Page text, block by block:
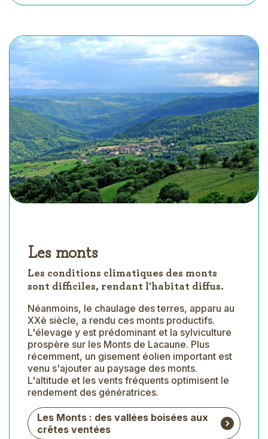
Les monts
Les conditions climatiques des monts
sont difficiles, rendant l'habitat diffus.
Néanmoins, le chaulage des terres, apparu au
XXè siècle, a rendu ces monts productifs.
L'élevage y est prédominant et la sylviculture
prospère sur les Monts de Lacaune. Plus
récemment, un gisement éolien important est
venu s'ajouter au paysage des monts.
L'altitude et les vents fréquents optimisent le
rendement des génératrices.
Les Monts : des vallées boisées aux
crêtes ventées